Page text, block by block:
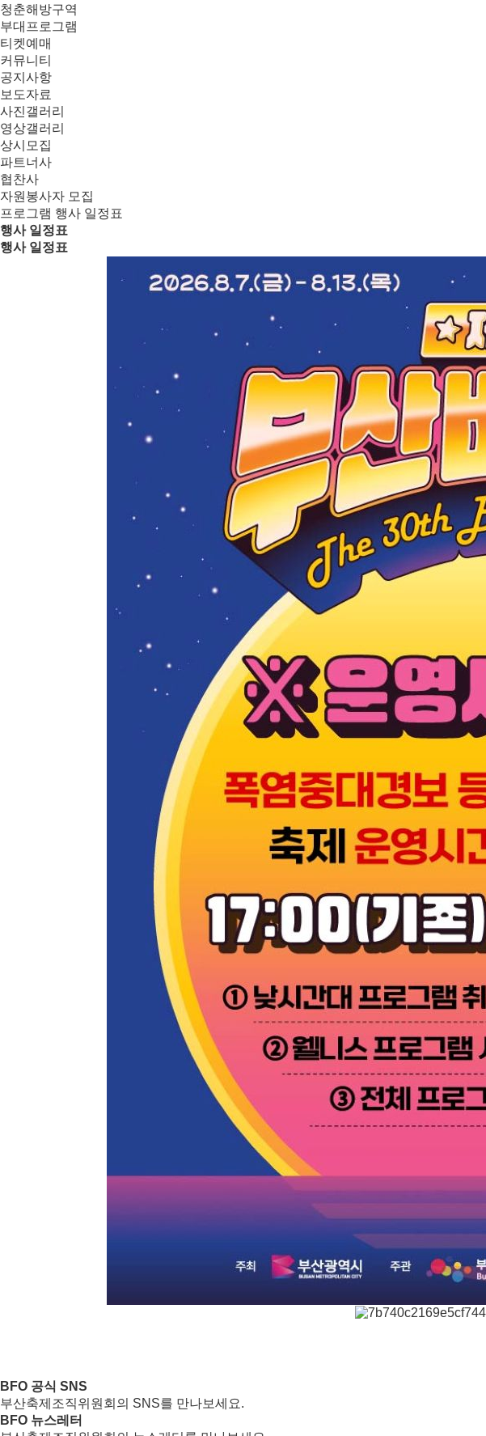
청춘해방구역
부대프로그램
티켓예매
커뮤니티
공지사항
보도자료
사진갤러리
영상갤러리
상시모집
파트너사
협찬사
자원봉사자 모집
프로그램 행사 일정표
행사 일정표
행사 일정표
BFO 공식 SNS
부산축제조직위원회의 SNS를 만나보세요.
BFO 뉴스레터